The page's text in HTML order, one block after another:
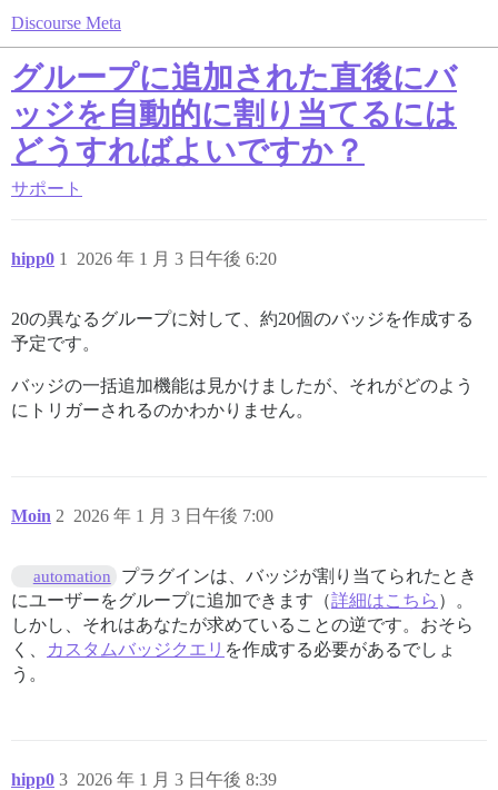
Discourse Meta
グループに追加された直後にバ
ッジを自動的に割り当てるには
どうすればよいですか？
サポート
hipp0 2026 年 1 月 3 日午後 6:20
1
20の異なるグループに対して、約20個のバッジを作成する
予定です。
バッジの一括追加機能は見かけましたが、それがどのよう
にトリガーされるのかわかりません。
Moin 2026 年 1 月 3 日午後 7:00
2
automation
プラグインは、バッジが割り当てられたとき
にユーザーをグループに追加できます（詳細はこちら ）。
しかし、それはあなたが求めていることの逆です。おそら
く、
カスタムバッジクエリ を作成する必要があるでしょ
う。
hipp0 2026 年 1 月 3 日午後 8:39
3